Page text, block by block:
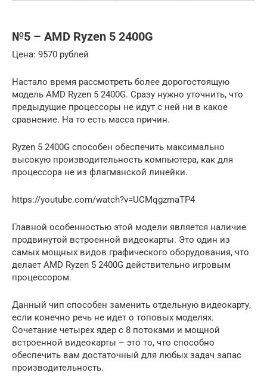
№5 – AMD Ryzen 5 2400G
Цена: 9570 рублей
Настало время рассмотреть более дорогостоящую
модель AMD Ryzen 5 2400G. Сразу нужно уточнить, что
предыдущие процессоры не идут с ней ни в какое
сравнение. На то есть масса причин.
Ryzen 5 2400G способен обеспечить максимально
высокую производительность компьютера, как для
процессора не из флагманской линейки.
https://youtube.com/watch?v=UCMqgzmaTP4
Главной особенностью этой модели является наличие
продвинутой встроенной видеокарты. Это один из
самых мощных видов графического оборудования, что
делает AMD Ryzen 5 2400G действительно игровым
процессором.
Данный чип способен заменить отдельную видеокарту,
если конечно речь не идет о топовых моделях.
Сочетание четырех ядер с 8 потоками и мощной
встроенной видеокарты – это то, что способно
обеспечить вам достаточный для любых задач запас
производительность.